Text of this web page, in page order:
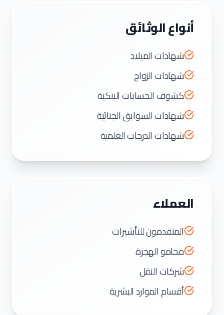
أنواع الوثائق
شهادات الميلاد
شهادات الزواج
كشوف الحسابات البنكية
شهادات السوابق الجنائية
شهادات الدرجات العلمية
العملاء
المتقدمون للتأشيرات
محامو الهجرة
شركات النقل
أقسام الموارد البشرية